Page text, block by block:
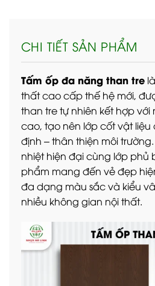
CHI TIẾT SẢN PHẨM
Tấm ốp đa năng than tre
thất cao cấp thế hệ mới,
than tre tự nhiên kết hợp
cao, tạo nên lớp cốt vật
định – thân thiện môi
nhiệt hiện đại cùng lớp phủ
phẩm mang đến vẻ đẹp
đa dạng màu sắc và kiểu
nhiều không gian nội thất.